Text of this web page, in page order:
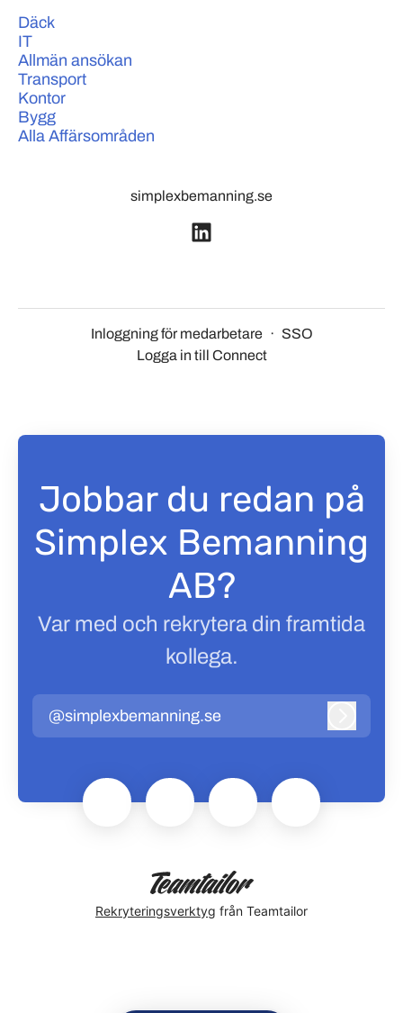
Däck
IT
Allmän ansökan
Transport
Kontor
Bygg
Alla Affärsområden
simplexbemanning.se
Inloggning för medarbetare · SSO
Logga in till Connect
Jobbar du redan på
Simplex Bemanning
AB?
Var med och rekrytera din framtida
kollega.
@simplexbemanning.se
Rekryteringsverktyg från Teamtailor